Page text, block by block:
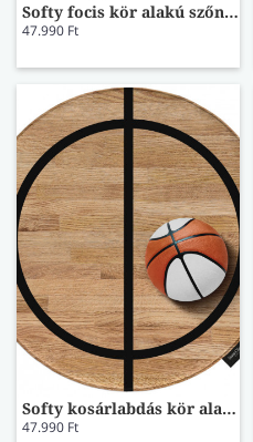
Softy focis kör alakú szőnyeg
47.990 Ft
Softy kosárlabdás kör alakú szőnyeg
47.990 Ft